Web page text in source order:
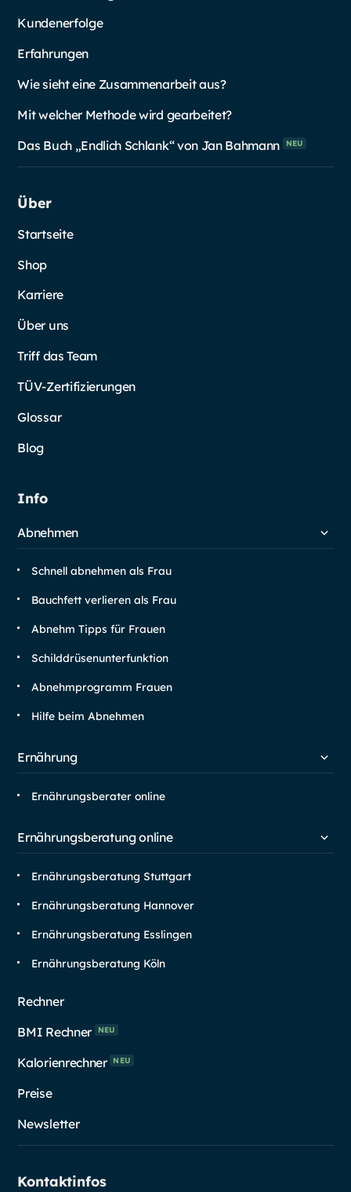
Kundenerfolge
Erfahrungen
Wie sieht eine Zusammenarbeit aus?
Mit welcher Methode wird gearbeitet?
Das Buch „Endlich Schlank“ von Jan Bahmann NEU
Über
Startseite
Shop
Karriere
Über uns
Triff das Team
TÜV-Zertifizierungen
Glossar
Blog
Info
Abnehmen
Schnell abnehmen als Frau
Bauchfett verlieren als Frau
Abnehm Tipps für Frauen
Schilddrüsen­unterfunktion
Abnehm­programm Frauen
Hilfe beim Abnehmen
Ernährung
Ernährungsberater online
Ernährungsberatung online
Ernährungsberatung Stuttgart
Ernährungsberatung Hannover
Ernährungsberatung Esslingen
Ernährungsberatung Köln
Rechner
BMI Rechner
NEU
Kalorienrechner NEU
Preise
Newsletter
Kontaktinfos